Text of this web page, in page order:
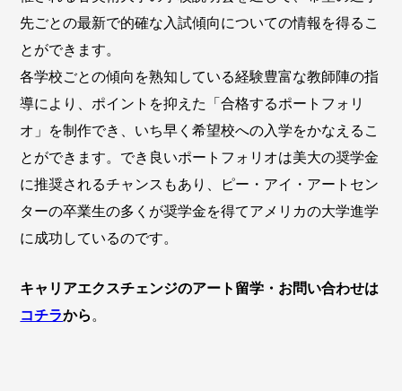
先ごとの最新で的確な入試傾向についての情報を得るこ
とができます。
各学校ごとの傾向を熟知している経験豊富な教師陣の指
導により、ポイントを抑えた「合格するポートフォリ
オ」を制作でき、いち早く希望校への入学をかなえるこ
とができます。でき良いポートフォリオは美大の奨学金
に推奨されるチャンスもあり、ピー・アイ・アートセン
ターの卒業生の多くが奨学金を得てアメリカの大学進学
に成功しているのです。
キャリアエクスチェンジのアート留学・お問い合わせは
コチラから 。